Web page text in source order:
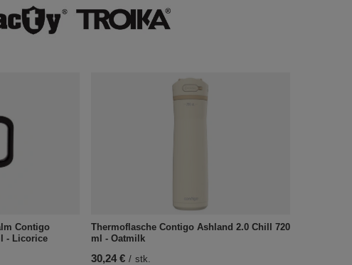
Contigo
- Licorice
Thermoflasche Contigo Ashland 2.0 Chill 720
ml - Oatmilk
30,24 € / stk.